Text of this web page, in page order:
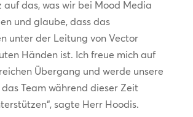
auf das, was wir bei Mood Media
und glaube, dass das
unter der Leitung von Vector
Händen ist. Ich freue mich auf
Übergang und werde unsere
Team während dieser Zeit
sagte Herr Hoodis.